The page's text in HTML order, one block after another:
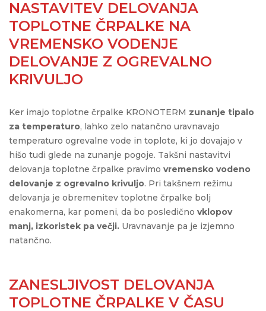
NASTAVITEV DELOVANJA
TOPLOTNE ČRPALKE NA
VREMENSKO VODENJE
DELOVANJE Z OGREVALNO
KRIVULJO
Ker imajo toplotne črpalke KRONOTERM zunanje tipalo
za temperaturo, lahko zelo natančno uravnavajo
temperaturo ogrevalne vode in toplote, ki jo dovajajo v
hišo tudi glede na zunanje pogoje. Takšni nastavitvi
delovanja toplotne črpalke pravimo vremensko vodeno
delovanje z ogrevalno krivuljo. Pri takšnem režimu
delovanja je obremenitev toplotne črpalke bolj
enakomerna, kar pomeni, da bo posledično vklopov
manj, izkoristek pa večji. Uravnavanje pa je izjemno
natančno.
ZANESLJIVOST DELOVANJA
TOPLOTNE ČRPALKE V ČASU